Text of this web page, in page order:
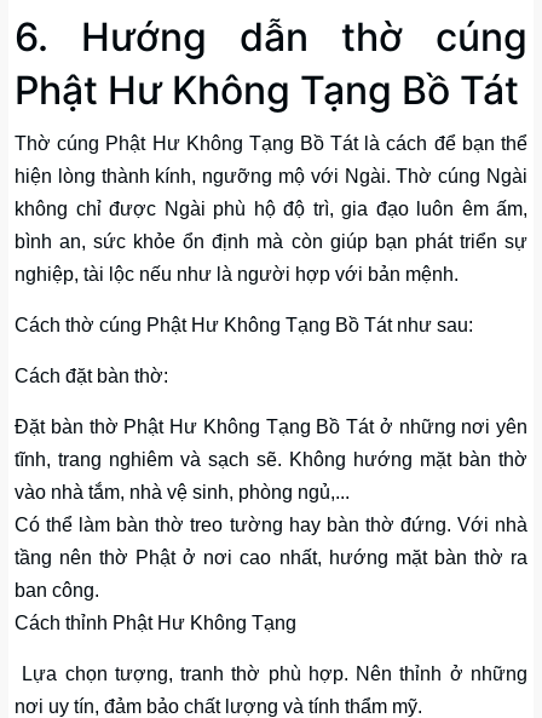
6. Hướng dẫn thờ cúng
Phật Hư Không Tạng Bồ Tát
Thờ cúng Phật Hư Không Tạng Bồ Tát là cách để bạn thể
hiện lòng thành kính, ngưỡng mộ với Ngài. Thờ cúng Ngài
không chỉ được Ngài phù hộ độ trì, gia đạo luôn êm ấm,
bình an, sức khỏe ổn định mà còn giúp bạn phát triển sự
nghiệp, tài lộc nếu như là người hợp với bản mệnh.
Cách thờ cúng Phật Hư Không Tạng Bồ Tát như sau:
Cách đặt bàn thờ:
Đặt bàn thờ Phật Hư Không Tạng Bồ Tát ở những nơi yên
tĩnh, trang nghiêm và sạch sẽ. Không hướng mặt bàn thờ
vào nhà tắm, nhà vệ sinh, phòng ngủ,...
Có thể làm bàn thờ treo tường hay bàn thờ đứng. Với nhà
tầng nên thờ Phật ở nơi cao nhất, hướng mặt bàn thờ ra
ban công.
Cách thỉnh Phật Hư Không Tạng
Lựa chọn tượng, tranh thờ phù hợp. Nên thỉnh ở những
nơi uy tín, đảm bảo chất lượng và tính thẩm mỹ.